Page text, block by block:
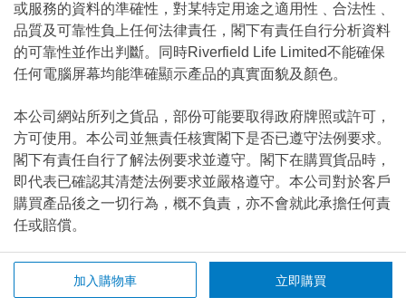
加入購物車 立即購買
或服務的資料的準確性，對某特定用途之適用性﹑合法性﹑
品質及可靠性負上任何法律責任，閣下有責任自行分析資料
的可靠性並作出判斷。同時Riverfield Life Limited不能確保
任何電腦屏幕均能準確顯示產品的真實面貌及顏色。
本公司網站所列之貨品，部份可能要取得政府牌照或許可，
方可使用。本公司並無責任核實閣下是否已遵守法例要求。
閣下有責任自行了解法例要求並遵守。閣下在購買貨品時，
即代表已確認其清楚法例要求並嚴格遵守。本公司對於客戶
購買產品後之一切行為，概不負責，亦不會就此承擔任何責
任或賠償。
賠償及責任限制